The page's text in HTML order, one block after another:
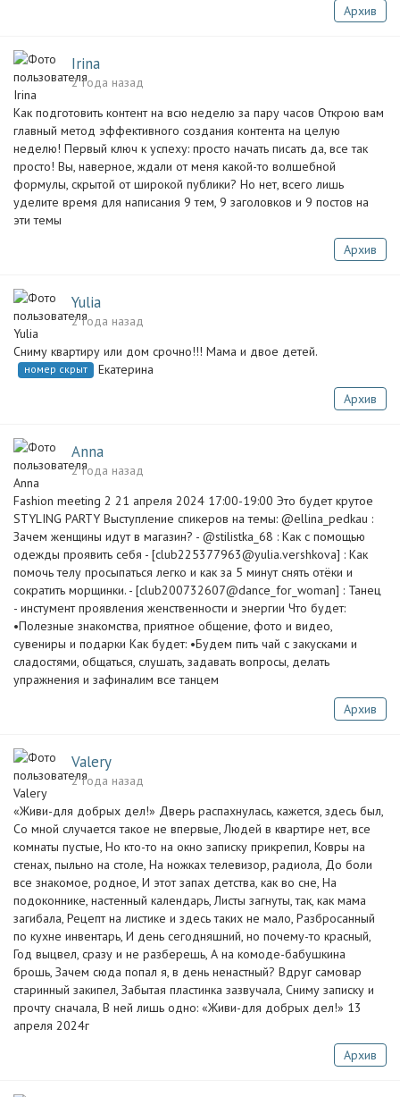
Архив
Irina
2 года назад
Как подготовить контент на всю неделю за пару часов Открою вам
главный метод эффективного создания контента на целую
неделю! Первый ключ к успеху: просто начать писать да, все так
просто! Вы, наверное, ждали от меня какой-то волшебной
формулы, скрытой от широкой публики? Но нет, всего лишь
уделите время для написания 9 тем, 9 заголовков и 9 постов на
эти темы
Архив
Yulia
2 года назад
Сниму квартиру или дом срочно!!! Мама и двое детей.
номер скрыт
Екатерина
Архив
Anna
2 года назад
Fashion meeting 2 21 апреля 2024 17:00-19:00 Это будет крутое
STYLING PARTY Выступление спикеров на темы: @ellina_pedkau :
Зачем женщины идут в магазин? - @stilistka_68 : Как с помощью
одежды проявить себя - [club225377963@yulia.vershkova] : Как
помочь телу просыпаться легко и как за 5 минут снять отёки и
сократить морщинки. - [club200732607@dance_for_woman] : Танец
- инстумент проявления женственности и энергии Что будет:
•Полезные знакомства, приятное общение, фото и видео,
сувениры и подарки Как будет: •Будем пить чай с закусками и
сладостями, общаться, слушать, задавать вопросы, делать
упражнения и зафиналим все танцем
Архив
Valery
2 года назад
«Живи-для добрых дел!» Дверь распахнулась, кажется, здесь был,
Со мной случается такое не впервые, Людей в квартире нет, все
комнаты пустые, Но кто-то на окно записку прикрепил, Ковры на
стенах, пыльно на столе, На ножках телевизор, радиола, До боли
все знакомое, родное, И этот запах детства, как во сне, На
подоконнике, настенный календарь, Листы загнуты, так, как мама
загибала, Рецепт на листике и здесь таких не мало, Разбросанный
по кухне инвентарь, И день сегодняшний, но почему-то красный,
Год выцвел, сразу и не разберешь, А на комоде-бабушкина
брошь, Зачем сюда попал я, в день ненастный? Вдруг самовар
старинный закипел, Забытая пластинка зазвучала, Сниму записку и
прочту сначала, В ней лишь одно: «Живи-для добрых дел!» 13
апреля 2024г
Архив